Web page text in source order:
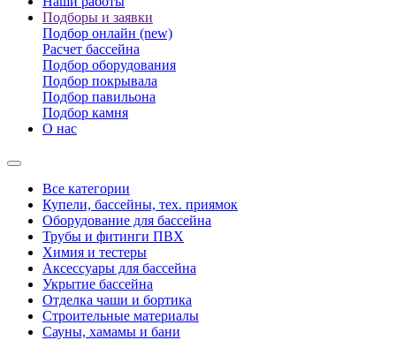
Подборы и заявки
Подбор онлайн (new)
Расчет бассейна
Подбор оборудования
Подбор покрывала
Подбор павильона
Подбор камня
О нас
Все категории
Купели, бассейны, тех. приямок
Оборудование для бассейна
Трубы и фитинги ПВХ
Химия и тестеры
Аксессуары для бассейна
Укрытие бассейна
Отделка чаши и бортика
Строительные материалы
Сауны, хамамы и бани